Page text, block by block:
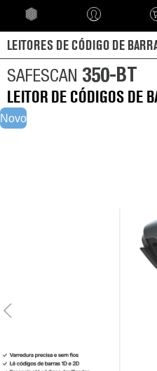
LEITORES DE CÓDIGO DE
SAFESCAN 350-BT
LEITOR DE CÓDIGOS DE
Novo